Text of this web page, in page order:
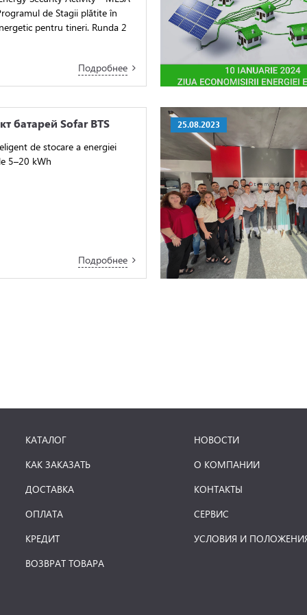
de Stagii plătite în
pentru tineri. Runda 2
Подробнее
батарей Sofar BTS
de stocare a energiei
5–20 kWh
Подробнее
25.08.2023
КАТАЛОГ
КАК ЗАКАЗАТЬ
ДОСТАВКА
ОПЛАТА
КРЕДИТ
ВОЗВРАТ ТОВАРА
НОВОСТИ
О КОМПАНИИ
КОНТАКТЫ
СЕРВИС
УСЛОВИЯ И